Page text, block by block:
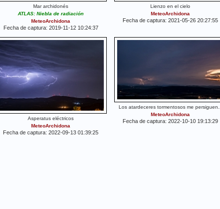
Mar archidonés
ATLAS: Niebla de radiación
MeteoArchidona
Fecha de captura: 2019-11-12 10:24:37
Lienzo en el cielo
MeteoArchidona
Fecha de captura: 2021-05-26 20:27:55
Asperatus eléctricos
MeteoArchidona
Fecha de captura: 2022-09-13 01:39:25
Los atardeceres tormentosos me persiguen...
MeteoArchidona
Fecha de captura: 2022-10-10 19:13:29